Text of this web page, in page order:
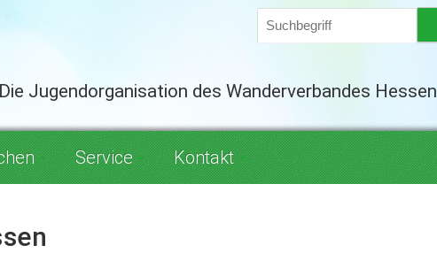
Die Jugendorganisation des Wanderverbandes Hessen
Service Kontakt